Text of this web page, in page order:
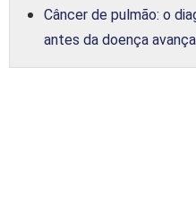
Câncer de pulmão: o
antes da doença